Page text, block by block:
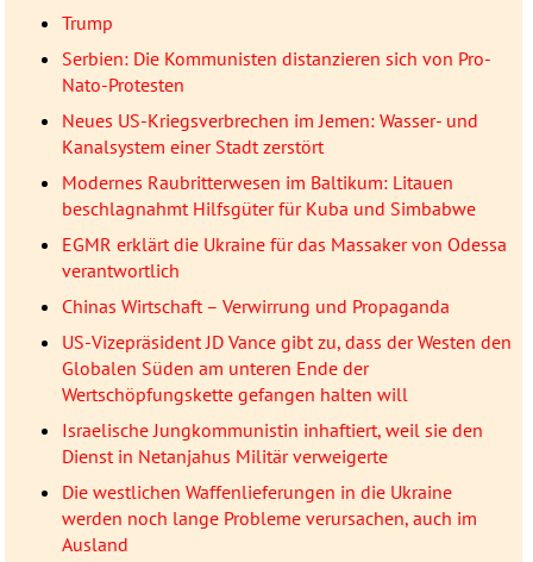
Trump
Serbien: Die Kommunisten distanzieren sich von Pro-
Nato-Protesten
Neues US-Kriegsverbrechen im Jemen: Wasser- und
Kanalsystem einer Stadt zerstört
Modernes Raubritterwesen im Baltikum: Litauen
beschlagnahmt Hilfsgüter für Kuba und Simbabwe
EGMR erklärt die Ukraine für das Massaker von Odessa
verantwortlich
Chinas Wirtschaft – Verwirrung und Propaganda
US-Vizepräsident JD Vance gibt zu, dass der Westen den
Globalen Süden am unteren Ende der
Wertschöpfungskette gefangen halten will
Israelische Jungkommunistin inhaftiert, weil sie den
Dienst in Netanjahus Militär verweigerte
Die westlichen Waffenlieferungen in die Ukraine
werden noch lange Probleme verursachen, auch im
Ausland